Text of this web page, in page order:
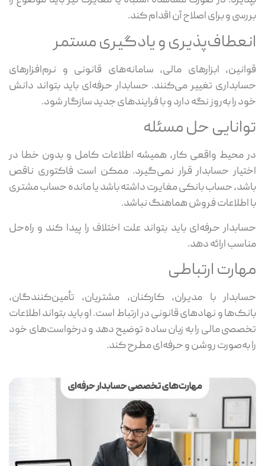
بررسی و برای اصلاح آن اقدام کند.
انعطاف‌پذیری و یادگیری مستمر
قوانین، ابزارهای مالی، سامانه‌های قانونی و نرم‌افزارهای
حسابداری تغییر می‌کنند. حسابدار حرفه‌ای باید بتواند دانش
خود را به‌روز نگه دارد و با فرایندهای جدید سازگار شود.
توانایی حل مسئله
در محیط واقعی کار، همیشه اطلاعات کامل و بدون خطا در
اختیار حسابدار قرار نمی‌گیرد. ممکن است فاکتوری ناقص
باشد، حساب بانکی مغایرت داشته باشد یا مانده حساب مشتری
با اطلاعات فروش هماهنگ نباشد.
حسابدار حرفه‌ای باید بتواند علت اختلاف را پیدا کند و راه‌حل
مناسب ارائه دهد.
مهارت ارتباطی
حسابدار با مدیران، کارکنان، مشتریان، تأمین‌کنندگان،
بانک‌ها و نهادهای قانونی در ارتباط است. او باید بتواند اطلاعات
تخصصی مالی را به زبان ساده توضیح دهد و درخواست‌های خود
را به‌صورت روشن و حرفه‌ای مطرح کند.